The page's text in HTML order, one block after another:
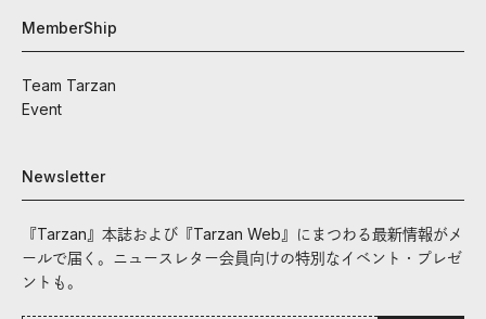
MemberShip
Team Tarzan
Event
Newsletter
『Tarzan』本誌および『Tarzan Web』にまつわる最新情報がメ
ールで届く。ニュースレター会員向けの特別なイベント・プレゼ
ントも。